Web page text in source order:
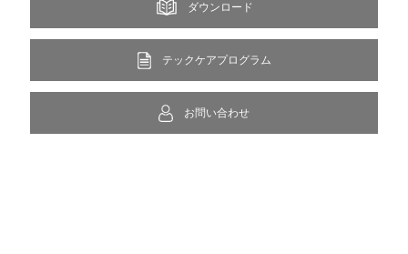
ダウンロード
テックケアプログラム
お問い合わせ